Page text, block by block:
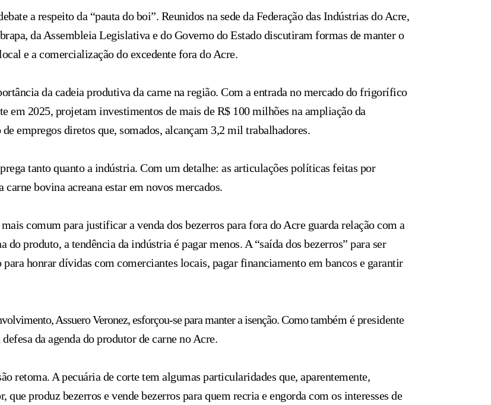
a respeito da “pauta do boi”. Reunidos na sede da Federação das Indústrias do Acre,
da Assembleia Legislativa e do Governo do Estado discutiram formas de manter o
e a comercialização do excedente fora do Acre.
da cadeia produtiva da carne na região. Com a entrada no mercado do frigorífico
em 2025, projetam investimentos de mais de R$ 100 milhões na ampliação da
empregos diretos que, somados, alcançam 3,2 mil trabalhadores.
tanto quanto a indústria. Com um detalhe: as articulações políticas feitas por
bovina acreana estar em novos mercados.
comum para justificar a venda dos bezerros para fora do Acre guarda relação com a
produto, a tendência da indústria é pagar menos. A “saída dos bezerros” para ser
honrar dívidas com comerciantes locais, pagar financiamento em bancos e garantir
Assuero Veronez, esforçou-se para manter a isenção. Como também é presidente
da agenda do produtor de carne no Acre.
retoma. A pecuária de corte tem algumas particularidades que, aparentemente,
que produz bezerros e vende bezerros para quem recria e engorda com os interesses de